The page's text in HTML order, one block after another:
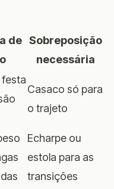
de Sobreposição
necessária
Casaco só para
o trajeto
Echarpe ou
estola para as
transições